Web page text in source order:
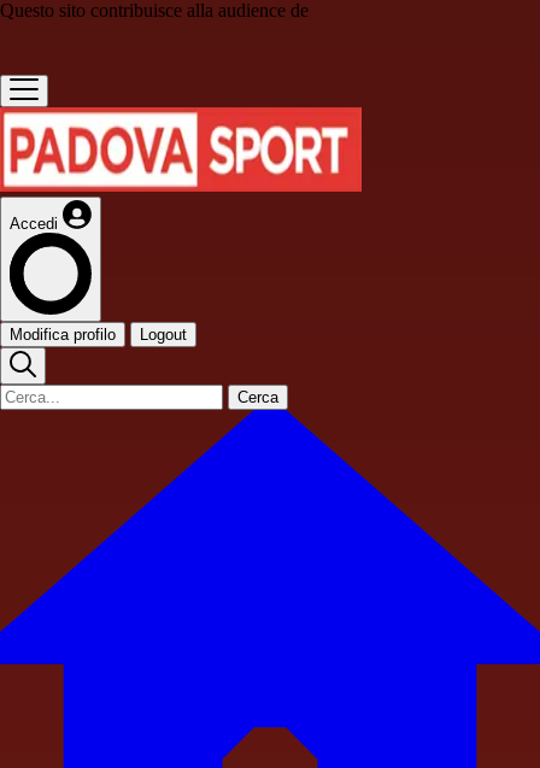
Questo sito contribuisce alla audience de
Accedi
Modifica profilo Logout
Cerca